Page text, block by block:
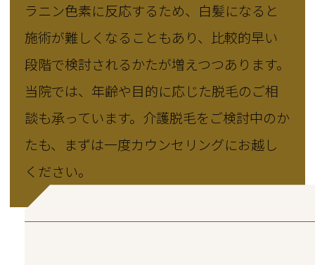
ラニン色素に反応するため、白髪になると
施術が難しくなることもあり、比較的早い
段階で検討されるかたが増えつつあります。
当院では、年齢や目的に応じた脱毛のご相
談も承っています。介護脱毛をご検討中のか
たも、まずは一度カウンセリングにお越し
ください。